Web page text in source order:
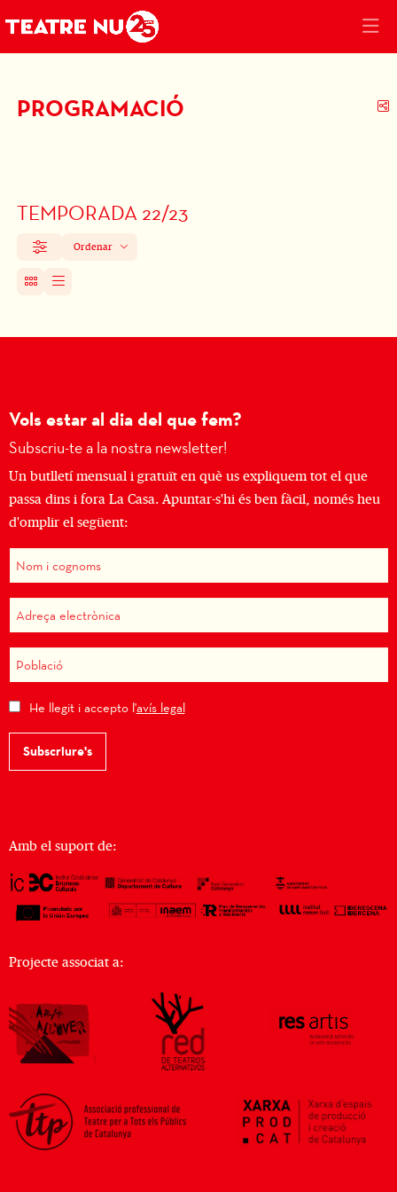
PROGRAMACIÓ
TEMPORADA 22/23
FiltrarOrdenar
Vols estar al dia del que fem?
Subscriu-te a la nostra newsletter!
Un butlletí mensual i gratuït en què us expliquem tot el que
passa dins i fora La Casa. Apuntar-s'hi és ben fàcil, només heu
d'omplir el següent:
He llegit i accepto l'avís legal
Subscriure's
Amb el suport de:
Projecte associat a: